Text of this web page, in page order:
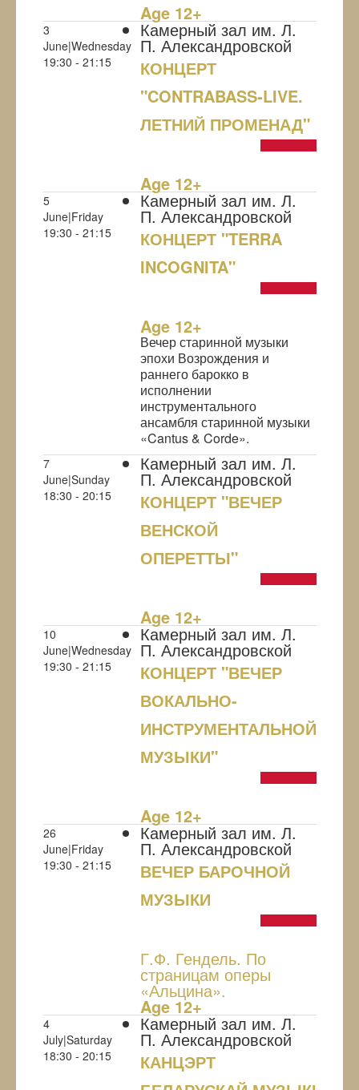
Age 12+
3
June|Wednesday
19:30 - 21:15
Камерный зал им. Л.
П. Александровской
КОНЦЕРТ
"CONTRABASS-LIVE.
ЛЕТНИЙ ПРОМЕНАД"
Age 12+
5
June|Friday
19:30 - 21:15
Камерный зал им. Л.
П. Александровской
КОНЦЕРТ "TERRA
INCOGNITA"
Age 12+
Вечер старинной музыки
эпохи Возрождения и
раннего барокко в
исполнении
инструментального
ансамбля старинной музыки
«Cantus & Corde».
7
June|Sunday
18:30 - 20:15
Камерный зал им. Л.
П. Александровской
КОНЦЕРТ "ВЕЧЕР
ВЕНСКОЙ
ОПЕРЕТТЫ"
Age 12+
10
June|Wednesday
19:30 - 21:15
Камерный зал им. Л.
П. Александровской
КОНЦЕРТ "ВЕЧЕР
ВОКАЛЬНО-
ИНСТРУМЕНТАЛЬНОЙ
МУЗЫКИ"
Age 12+
26
June|Friday
19:30 - 21:15
Камерный зал им. Л.
П. Александровской
ВЕЧЕР БАРОЧНОЙ
МУЗЫКИ
Г.Ф. Гендель. По
страницам оперы
«Альцина».
Age 12+
4
July|Saturday
18:30 - 20:15
Камерный зал им. Л.
П. Александровской
КАНЦЭРТ